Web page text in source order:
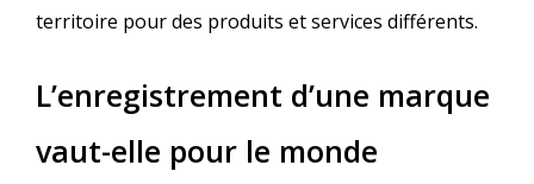
territoire pour des produits et services différents.
L’enregistrement d’une marque
vaut-elle pour le monde